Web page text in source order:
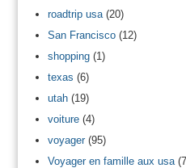
roadtrip usa(20)
San Francisco(12)
shopping(1)
texas (6)
utah(19)
voiture(4)
voyager(95)
Voyager en famille aux usa